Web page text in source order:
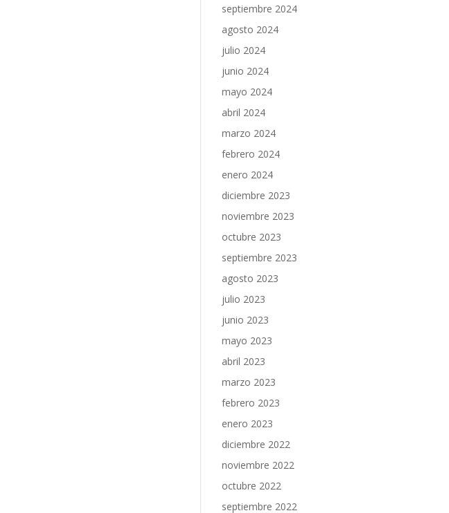
septiembre 2024
agosto 2024
julio 2024
junio 2024
mayo 2024
abril 2024
marzo 2024
febrero 2024
enero 2024
diciembre 2023
noviembre 2023
octubre 2023
septiembre 2023
agosto 2023
julio 2023
junio 2023
mayo 2023
abril 2023
marzo 2023
febrero 2023
enero 2023
diciembre 2022
noviembre 2022
octubre 2022
septiembre 2022